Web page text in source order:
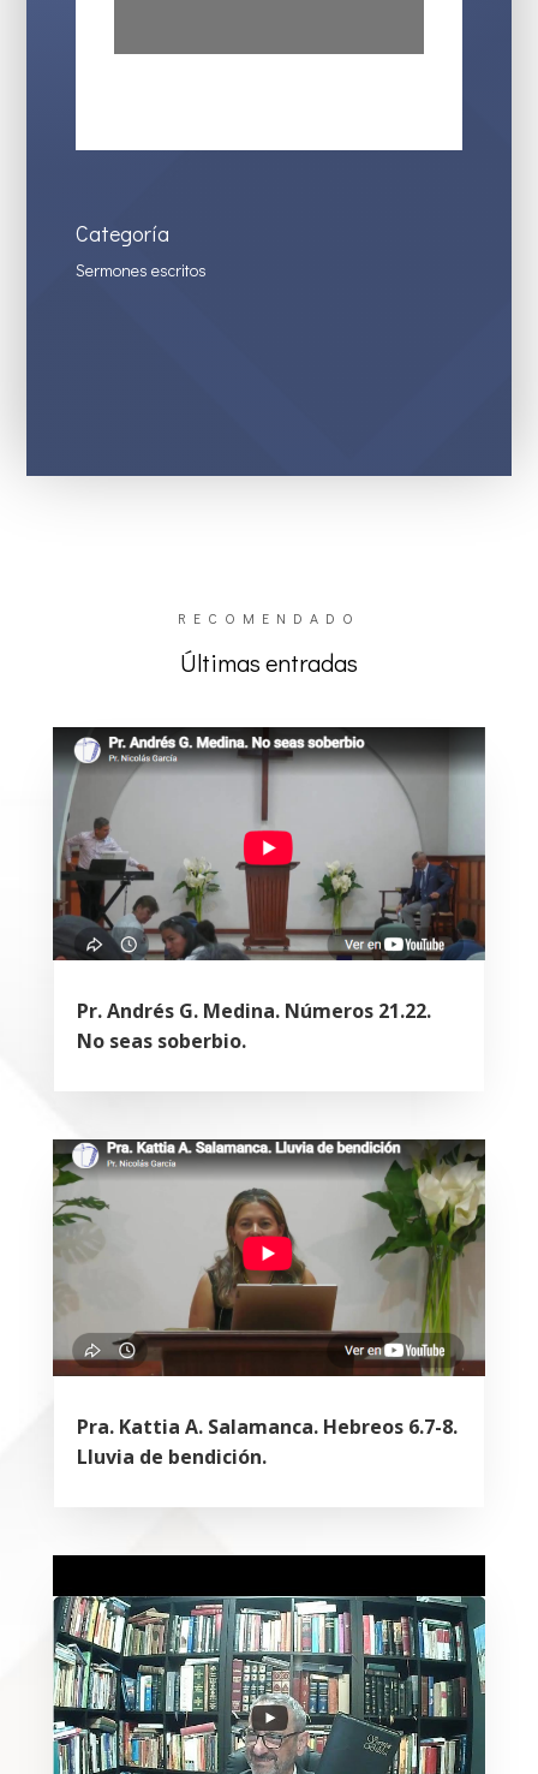
Categoría
Sermones escritos
RECOMENDADO
Últimas entradas
Pr. Andrés G. Medina. Números 21.22.
No seas soberbio.
Pra. Kattia A. Salamanca. Hebreos 6.7-8.
Lluvia de bendición.